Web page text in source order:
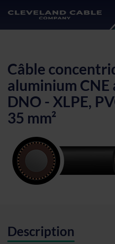
Câble
aluminium
DNO - XLPE,
35 mm²
Description